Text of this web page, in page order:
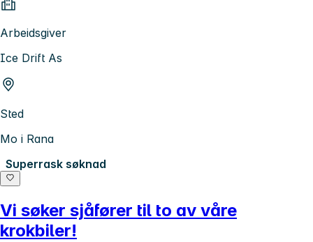
Arbeidsgiver
Ice Drift As
Sted
Mo i Rana
Superrask søknad
Vi søker sjåfører til to av våre
krokbiler!